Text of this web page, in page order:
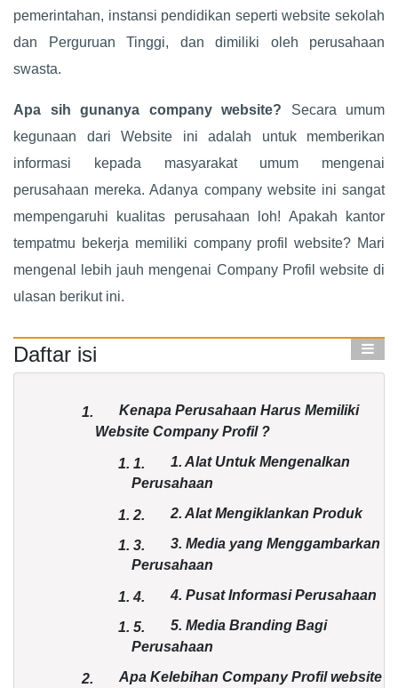
pemerintahan, instansi pendidikan seperti website sekolah
dan Perguruan Tinggi, dan dimiliki oleh perusahaan
swasta.
Apa sih gunanya company website? Secara umum
kegunaan dari Website ini adalah untuk memberikan
informasi kepada masyarakat umum mengenai
perusahaan mereka. Adanya company website ini sangat
mempengaruhi kualitas perusahaan loh! Apakah kantor
tempatmu bekerja memiliki company profil website? Mari
mengenal lebih jauh mengenai Company Profil website di
ulasan berikut ini.
Daftar isi
1.
Kenapa Perusahaan Harus Memiliki
Website Company Profil ?
1. 1.
1. Alat Untuk Mengenalkan
Perusahaan
1.2. 2. Alat Mengiklankan Produk
1. 3.
3. Media yang Menggambarkan
Perusahaan
1.4. 4. Pusat Informasi Perusahaan
1. 5.
5. Media Branding Bagi
Perusahaan
2. Apa Kelebihan Company Profil website